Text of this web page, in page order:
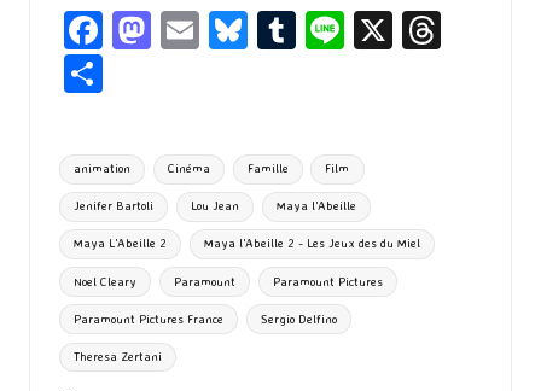
Fa
o
o
k
M
d
o
n
E
l
Bl
ky
T
bl
r
Li X
ta
g
er
Tags:
animation Cinéma Famille Film
Jenifer Bartoli Lou Jean Maya l'Abeille
Maya L'Abeille 2 Maya l'Abeille 2 - Les Jeux des du Miel
Noel Cleary Paramount Paramount Pictures
Paramount Pictures France Sergio Delfino
Theresa Zertani